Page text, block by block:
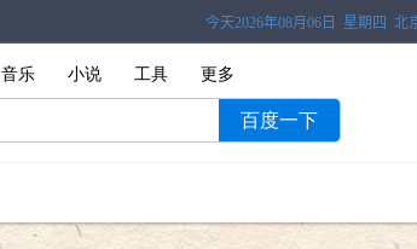
音乐 小说 工具 更多
百度一下